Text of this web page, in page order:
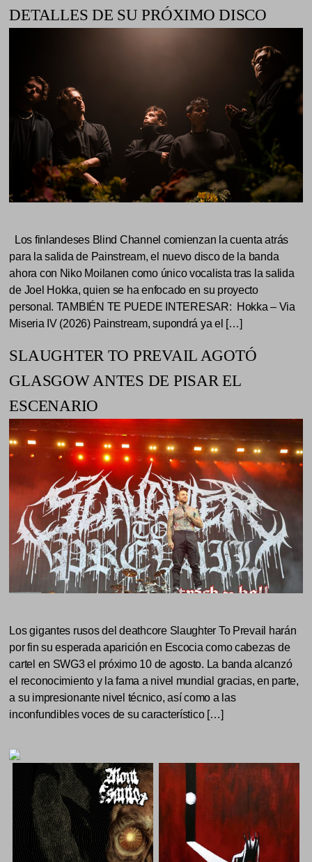
DETALLES DE SU PRÓXIMO DISCO
Los finlandeses Blind Channel comienzan la cuenta atrás
para la salida de Painstream, el nuevo disco de la banda
ahora con Niko Moilanen como único vocalista tras la salida
de Joel Hokka, quien se ha enfocado en su proyecto
personal. TAMBIÉN TE PUEDE INTERESAR: Hokka – Via
Miseria IV (2026) Painstream, supondrá ya el […]
SLAUGHTER TO PREVAIL AGOTÓ
GLASGOW ANTES DE PISAR EL
ESCENARIO
Los gigantes rusos del deathcore Slaughter To Prevail harán
por fin su esperada aparición en Escocia como cabezas de
cartel en SWG3 el próximo 10 de agosto. La banda alcanzó
el reconocimiento y la fama a nivel mundial gracias, en parte,
a su impresionante nivel técnico, así como a las
inconfundibles voces de su característico […]